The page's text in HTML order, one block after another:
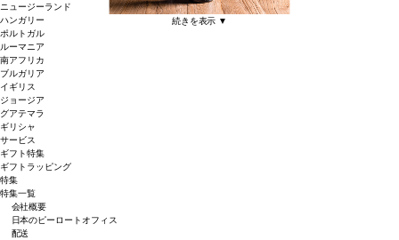
続きを表示 ▼
ニュージーランド
ハンガリー
ポルトガル
ルーマニア
南アフリカ
ブルガリア
イギリス
ジョージア
グアテマラ
ギリシャ
サービス
ギフト特集
ギフトラッピング
特集
特集一覧
会社概要
日本のピーロートオフィス
配送